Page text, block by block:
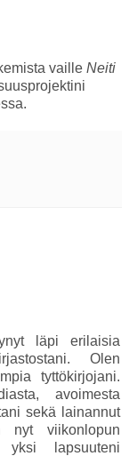
vaille Neiti
läpi erilaisia
Olen
tyttökirjojani.
avoimesta
sekä lainannut
nyt viikonlopun
lapsuuteni